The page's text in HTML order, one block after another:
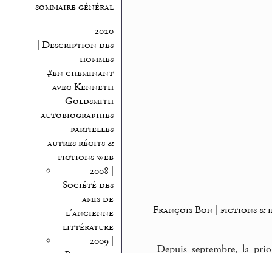
sommaire général
2020
| Description des
hommes
#en cheminant
avec Kenneth
Goldsmith
autobiographies
partielles
autres récits &
fictions web
2008 |
Société des
amis de
l’ancienne
littérature
2009 |
François Bon | fictions &
Depuis septembre, la